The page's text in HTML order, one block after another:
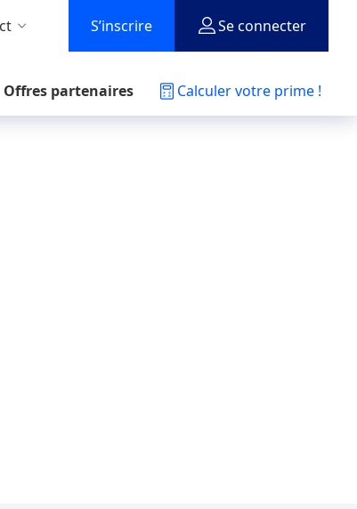
S’inscrire Se connecter
Offres partenaires Calculer votre prime !